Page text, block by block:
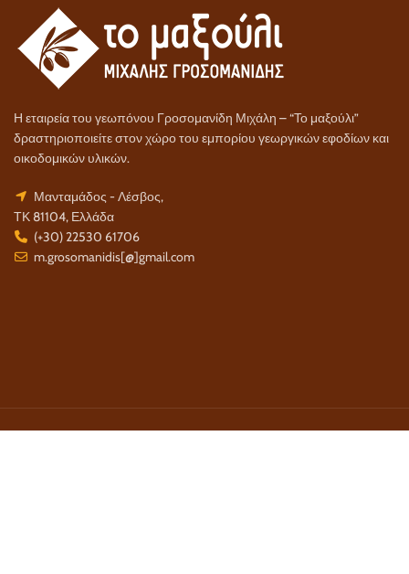
Η εταιρεία του γεωπόνου Γροσομανίδη Μιχάλη – “Το μαξούλι”
δραστηριοποιείτε στον χώρο του εμπορίου γεωργικών εφοδίων και
οικοδομικών υλικών.
Μανταμάδος - Λέσβος,
ΤΚ 81104, Ελλάδα
(+30) 22530 61706
m.grosomanidis[@]gmail.com